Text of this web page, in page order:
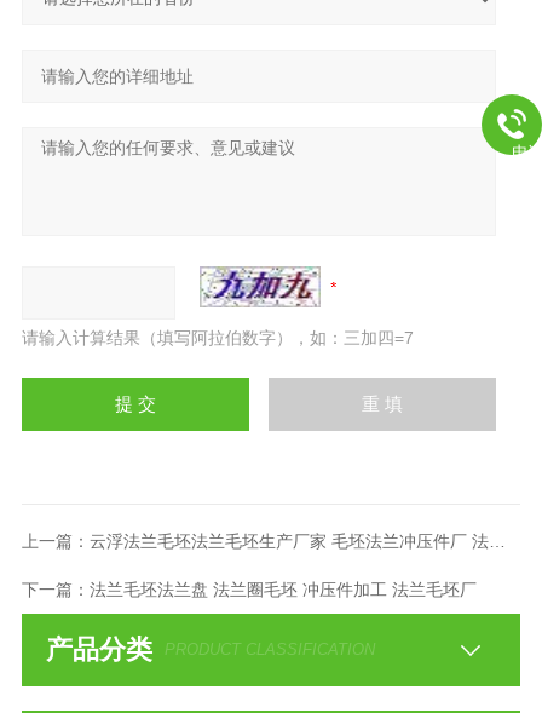
请输入计算结果（填写阿拉伯数字），如：三加四=7
上一篇： 云浮法兰毛坯法兰毛坯生产厂家 毛坯法兰冲压件厂 法兰盘
下一篇： 法兰毛坯法兰盘 法兰圈毛坯 冲压件加工 法兰毛坯厂
产品分类 PRODUCT CLASSIFICATION
电